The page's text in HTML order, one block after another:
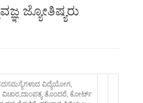
ಜ್ಯೋತಿಷ್ಯರು
ವಿದ್ಯೆಯೋಗ,
ವಿಚಾರ,ದಾಂಪತ್ಯ ತೊಂದರೆ, ಕೋರ್ಟ್